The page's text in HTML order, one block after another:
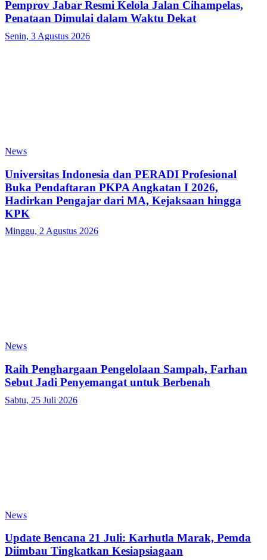
Pemprov Jabar Resmi Kelola Jalan Cihampelas,
Penataan Dimulai dalam Waktu Dekat
Senin, 3 Agustus 2026
News
Universitas Indonesia dan PERADI Profesional
Buka Pendaftaran PKPA Angkatan I 2026,
Hadirkan Pengajar dari MA, Kejaksaan hingga
KPK
Minggu, 2 Agustus 2026
News
Raih Penghargaan Pengelolaan Sampah, Farhan
Sebut Jadi Penyemangat untuk Berbenah
Sabtu, 25 Juli 2026
News
Update Bencana 21 Juli: Karhutla Marak, Pemda
Diimbau Tingkatkan Kesiapsiagaan